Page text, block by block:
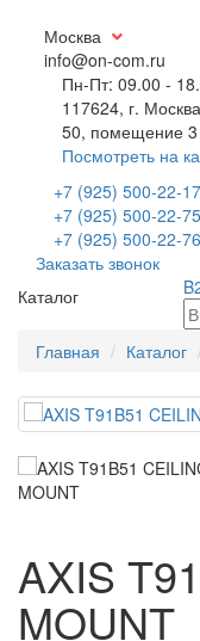
Москва
info@on-com.ru
Пн-Пт: 09.00 -
117624, г.
50, помещение 3
Посмотреть на
+7 (925) 500-22-17
+7 (925) 500-22-75
+7 (925) 500-22-76
Заказать звонок
Каталог
Главная Каталог
AXIS
MOUNT